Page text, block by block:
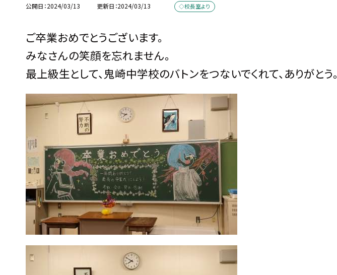
公開日 2024/03/13 更新日 2024/03/13 ◇校長室より
ご卒業おめでとうございます。
みなさんの笑顔を忘れません。
最上級生として、鬼崎中学校のバトンをつないでくれて、ありがとう。